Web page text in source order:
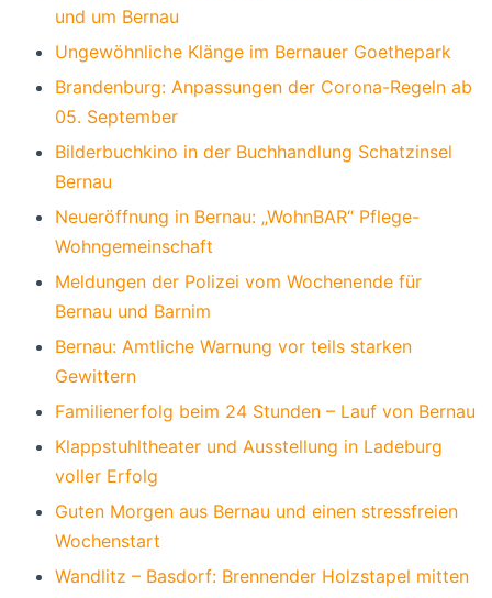
und um Bernau
Ungewöhnliche Klänge im Bernauer Goethepark
Brandenburg: Anpassungen der Corona-Regeln ab
05. September
Bilderbuchkino in der Buchhandlung Schatzinsel
Bernau
Neueröffnung in Bernau: „WohnBAR“ Pflege-
Wohngemeinschaft
Meldungen der Polizei vom Wochenende für
Bernau und Barnim
Bernau: Amtliche Warnung vor teils starken
Gewittern
Familienerfolg beim 24 Stunden – Lauf von Bernau
Klappstuhltheater und Ausstellung in Ladeburg
voller Erfolg
Guten Morgen aus Bernau und einen stressfreien
Wochenstart
Wandlitz – Basdorf: Brennender Holzstapel mitten